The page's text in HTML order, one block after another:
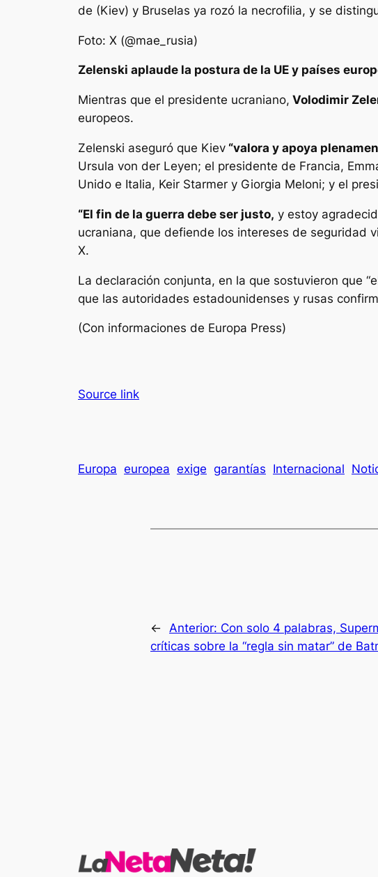
de (Kiev) y Bruselas ya rozó la necrofilia, y se
Foto: X (@mae_rusia)
Zelenski aplaude la postura de la UE y países
Mientras que el presidente ucraniano, Volodimir
europeos.
Zelenski aseguró que Kiev “valora y apoya
Ursula von der Leyen; el presidente de Francia,
Unido e Italia, Keir Starmer y Giorgia Meloni; y el
“El fin de la guerra debe ser justo, y estoy
ucraniana, que defiende los intereses de seguridad
X.
La declaración conjunta, en la que sostuvieron que
que las autoridades estadounidenses y rusas
(Con informaciones de Europa Press)
Source link
Europa europea exige garantías Internacional
← Anterior: Con solo 4 palabras,
críticas sobre la “regla sin matar” de